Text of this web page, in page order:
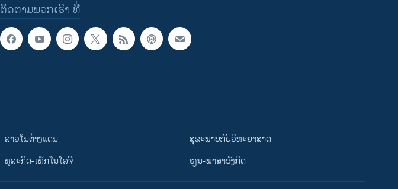
ຕິດຕາມພວກເຮົາ ທີ່
ລາວໃນຕ່າງແດນ
ທຸລະກິດ-ເທັກໂນໂລຈີ
ສຸຂະພາບກັບວິທະຍາສາດ
ຮຽນ-ພາສາອັງກິດ